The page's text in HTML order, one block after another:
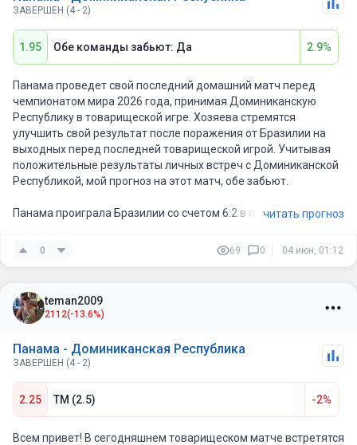
ЗАВЕРШЕН (4 - 2)
1.95 Обе команды забьют: Да 2.9%
Панама проведет свой последний домашний матч перед
чемпионатом мира 2026 года, принимая Доминиканскую
Республику в товарищеской игре. Хозяева стремятся
улучшить свой результат после поражения от Бразилии на
выходных перед последней товарищеской игрой. Учитывая
положительные результаты личных встреч с Доминиканской
Республикой, мой прогноз на этот матч, обе забьют.
Панама проиграла Бразилии со счетом 6:2 в первом из трех
выглядеть как разгромное поражение, но Панама показала
хорошую игру, прежде чем во втором тайме произошел спад.
Доминиканская Республика отстает от Панамы на 110
позиций в последнем рейтинге ФИФА. Это уже показатель
баланса сил в этом матче.
В прошлый раз, когда эти две страны встречались,
Доминиканская Республика проиграла со счетом 3:0, поэтому
они, возможно, жаждут реванша. У них беспроигрышная
серия из четырех матчей, но перед этой встречей им
необходимо улучшить свои результаты после трех ничьих
подряд.
читать прогноз
0 69 0 04 июн, 01:12
teman2009
2112(-13.6%)
Панама - Доминиканская Республика
ЗАВЕРШЕН (4 - 2)
2.25 ТМ (2.5) -2%
Всем привет! В сегодняшнем товарищеском матче встретятся